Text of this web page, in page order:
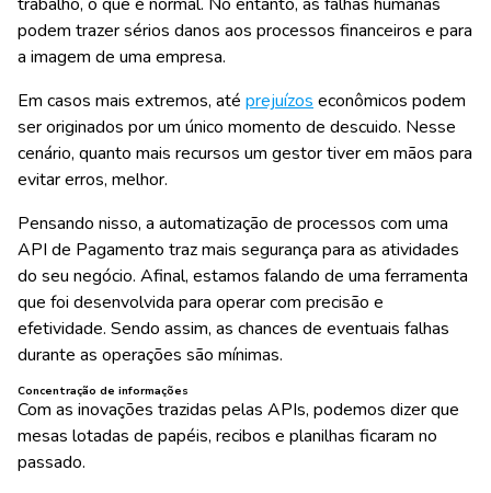
podem trazer sérios danos aos processos financeiros e para
a imagem de uma empresa.
Em casos mais extremos, até prejuízos econômicos podem
ser originados por um único momento de descuido. Nesse
cenário, quanto mais recursos um gestor tiver em mãos para
evitar erros, melhor.
Pensando nisso, a automatização de processos com uma
API de Pagamento traz mais segurança para as atividades
do seu negócio. Afinal, estamos falando de uma ferramenta
que foi desenvolvida para operar com precisão e
efetividade. Sendo assim, as chances de eventuais falhas
durante as operações são mínimas.
Concentração de informações
Com as inovações trazidas pelas APIs, podemos dizer que
mesas lotadas de papéis, recibos e planilhas ficaram no
passado.